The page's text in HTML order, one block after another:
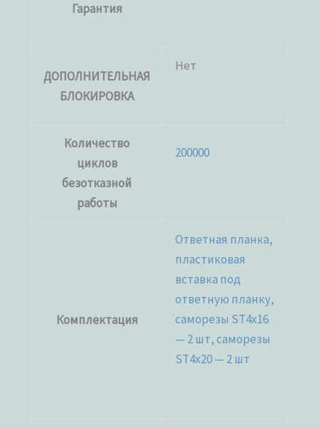
Гарантия
ДОПОЛНИТЕЛЬНАЯ
БЛОКИРОВКА
Нет
Количество
циклов
безотказной
работы
200000
Комплектация
Ответная планка,
пластиковая
вставка под
ответную планку,
саморезы ST4x16
— 2 шт, саморезы
ST4x20 — 2 шт